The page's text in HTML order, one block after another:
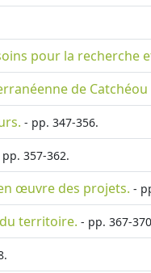
pour la recherche
de Catchéou
- pp. 347-356.
357-362.
œuvre des projets. -
territoire. - pp. 367-